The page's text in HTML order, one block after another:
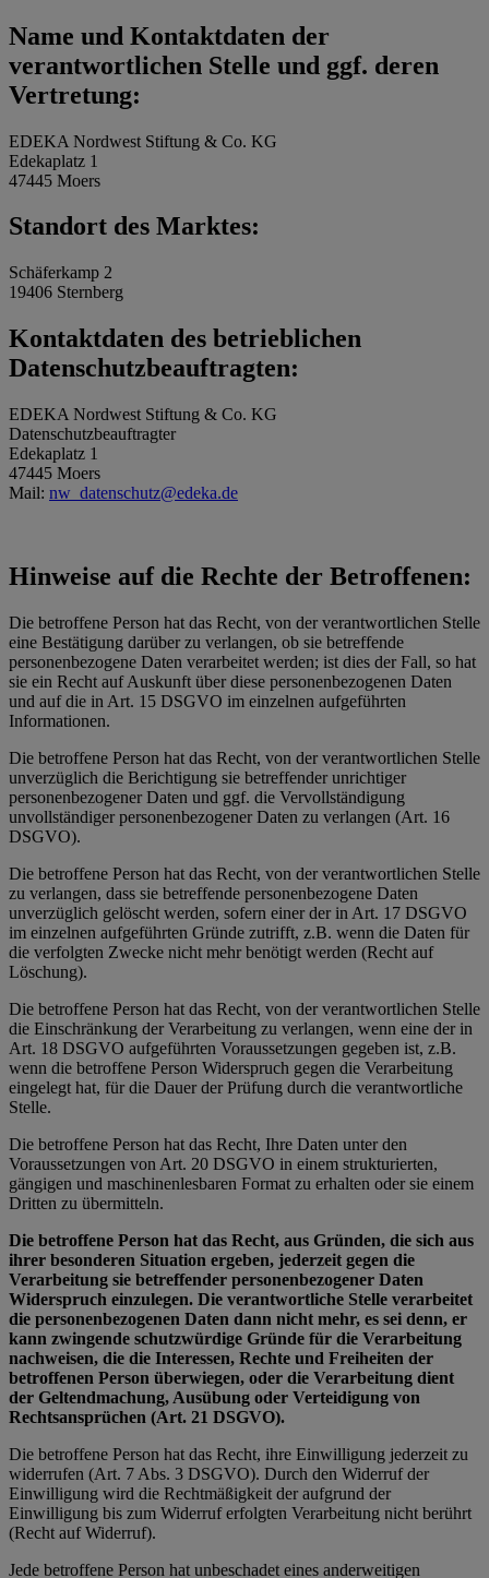
Name und Kontaktdaten der
verantwortlichen Stelle und ggf. deren
Vertretung:
EDEKA Nordwest Stiftung & Co. KG
Edekaplatz 1
47445 Moers
Standort des Marktes:
Schäferkamp 2
19406 Sternberg
Kontaktdaten des betrieblichen
Datenschutzbeauftragten:
EDEKA Nordwest Stiftung & Co. KG
Datenschutzbeauftragter
Edekaplatz 1
47445 Moers
Mail: nw_datenschutz@edeka.de
Hinweise auf die Rechte der Betroffenen:
Die betroffene Person hat das Recht, von der verantwortlichen Stelle
eine Bestätigung darüber zu verlangen, ob sie betreffende
personenbezogene Daten verarbeitet werden; ist dies der Fall, so hat
sie ein Recht auf Auskunft über diese personenbezogenen Daten
und auf die in Art. 15 DSGVO im einzelnen aufgeführten
Informationen.
Die betroffene Person hat das Recht, von der verantwortlichen Stelle
unverzüglich die Berichtigung sie betreffender unrichtiger
personenbezogener Daten und ggf. die Vervollständigung
unvollständiger personenbezogener Daten zu verlangen (Art. 16
DSGVO).
Die betroffene Person hat das Recht, von der verantwortlichen Stelle
zu verlangen, dass sie betreffende personenbezogene Daten
unverzüglich gelöscht werden, sofern einer der in Art. 17 DSGVO
im einzelnen aufgeführten Gründe zutrifft, z.B. wenn die Daten für
die verfolgten Zwecke nicht mehr benötigt werden (Recht auf
Löschung).
Die betroffene Person hat das Recht, von der verantwortlichen Stelle
die Einschränkung der Verarbeitung zu verlangen, wenn eine der in
Art. 18 DSGVO aufgeführten Voraussetzungen gegeben ist, z.B.
wenn die betroffene Person Widerspruch gegen die Verarbeitung
eingelegt hat, für die Dauer der Prüfung durch die verantwortliche
Stelle.
Die betroffene Person hat das Recht, Ihre Daten unter den
Voraussetzungen von Art. 20 DSGVO in einem strukturierten,
gängigen und maschinenlesbaren Format zu erhalten oder sie einem
Dritten zu übermitteln.
Die betroffene Person hat das Recht, aus Gründen, die sich aus
ihrer besonderen Situation ergeben, jederzeit gegen die
Verarbeitung sie betreffender personenbezogener Daten
Widerspruch einzulegen. Die verantwortliche Stelle verarbeitet
die personenbezogenen Daten dann nicht mehr, es sei denn, er
kann zwingende schutzwürdige Gründe für die Verarbeitung
nachweisen, die die Interessen, Rechte und Freiheiten der
betroffenen Person überwiegen, oder die Verarbeitung dient
der Geltendmachung, Ausübung oder Verteidigung von
Rechtsansprüchen (Art. 21 DSGVO).
Die betroffene Person hat das Recht, ihre Einwilligung jederzeit zu
widerrufen (Art. 7 Abs. 3 DSGVO). Durch den Widerruf der
Einwilligung wird die Rechtmäßigkeit der aufgrund der
Einwilligung bis zum Widerruf erfolgten Verarbeitung nicht berührt
(Recht auf Widerruf).
Jede betroffene Person hat unbeschadet eines anderweitigen